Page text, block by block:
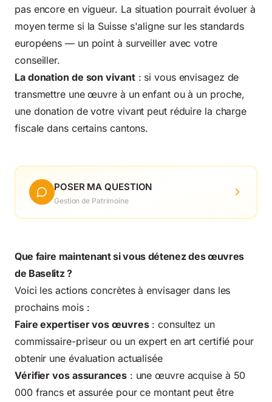
pas encore en vigueur. La situation pourrait évoluer à
moyen terme si la Suisse s'aligne sur les standards
européens — un point à surveiller avec votre
conseiller.
La donation de son vivant: si vous envisagez de
transmettre une œuvre à un enfant ou à un proche,
une donation de votre vivant peut réduire la charge
fiscale dans certains cantons.
POSER MA QUESTION
Gestion de Patrimoine
Que faire maintenant si vous détenez des œuvres
de Baselitz ?
Voici les actions concrètes à envisager dans les
prochains mois :
Faire expertiser vos œuvres: consultez un
commissaire-priseur ou un expert en art certifié pour
obtenir une évaluation actualisée
Vérifier vos assurances: une œuvre acquise à 50
000 francs et assurée pour ce montant peut être